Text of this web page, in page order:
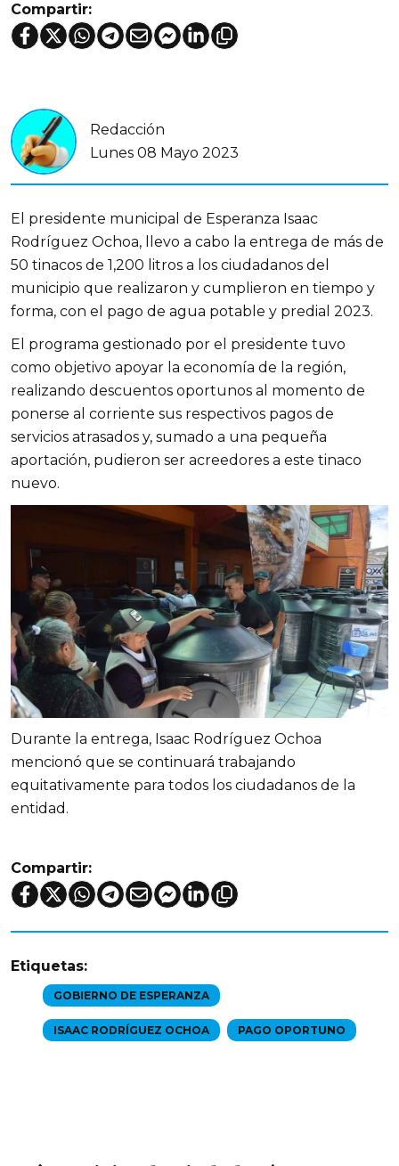
Compartir:
Redacción
Lunes 08 Mayo 2023
El presidente municipal de Esperanza Isaac
Rodríguez Ochoa, llevo a cabo la entrega de más de
50 tinacos de 1,200 litros a los ciudadanos del
municipio que realizaron y cumplieron en tiempo y
forma, con el pago de agua potable y predial 2023.
El programa gestionado por el presidente tuvo
como objetivo apoyar la economía de la región,
realizando descuentos oportunos al momento de
ponerse al corriente sus respectivos pagos de
servicios atrasados y, sumado a una pequeña
aportación, pudieron ser acreedores a este tinaco
nuevo.
Durante la entrega, Isaac Rodríguez Ochoa
mencionó que se continuará trabajando
equitativamente para todos los ciudadanos de la
entidad.
Compartir:
Etiquetas:
GOBIERNO DE ESPERANZA
ISAAC RODRÍGUEZ OCHOA PAGO OPORTUNO